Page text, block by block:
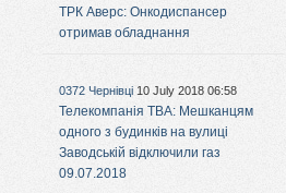
ТРК Аверс: Онкодиспансер
отримав обладнання
0372 Чернівці 10 July 2018 06:58
Телекомпанія ТВА: Мешканцям
одного з будинків на вулиці
Заводській відключили газ
09.07.2018